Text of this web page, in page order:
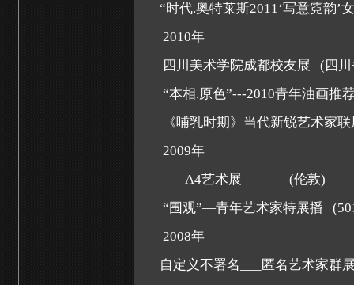
“时代.奥特莱斯2011‘写意霓韵’
2010年
四川美术学院成都校友展 (四
“本相.原色”---2010青年油画推
《哺乳时期》当代新锐艺术家联
2009年
A4艺术展 (伦敦)
“围观”—青年艺术家特展播 (
2008年
自定义不署名___匿名艺术家群